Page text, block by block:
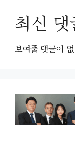
최신 댓
보여줄 댓글이